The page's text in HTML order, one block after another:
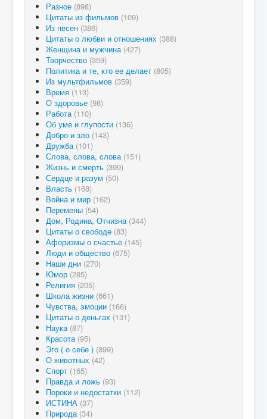
Разное (898)
Цитаты из фильмов (109)
Из песен (386)
Цитаты о любви и отношениях (388)
Женщина и мужчина (427)
Творчество (359)
Политика и те, кто ее делает (805)
Из мультфильмов (359)
Время (113)
О здоровье (98)
Работа (110)
Об уме и глупости (136)
Добро и зло (143)
Дружба (101)
Слова, слова, слова (151)
Жизнь и смерть (399)
Сердце и разум (50)
Власть (168)
Война и мир (162)
Перемены (54)
Дом, Родина, Отчизна (344)
Цитаты о свободе (83)
Афоризмы о счастье (145)
Люди и общество (675)
Наши дни (270)
Юмор (285)
Религия (205)
Школа жизни (661)
Чувства, эмоции (166)
Цитаты о деньгах (131)
Наука (87)
Красота (95)
Эго ( о себе ) (899)
О животных (42)
Спорт (165)
Правда и ложь (93)
Пороки и недостатки (112)
ИСТИНА (37)
Природа (34)